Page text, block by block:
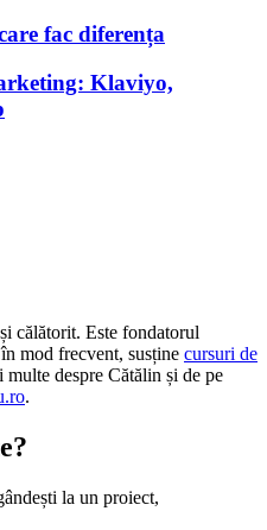
fac diferența
Klaviyo,
călătorit. Este fondatorul
mod frecvent, susține cursuri de
multe despre Cătălin și de pe
.
la un proiect,